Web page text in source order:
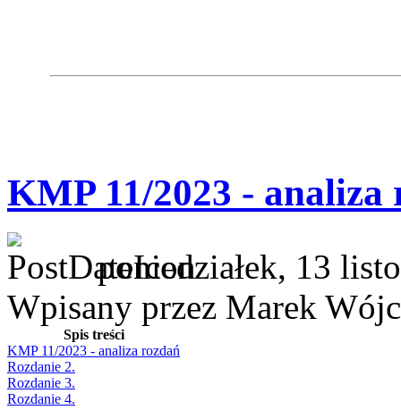
KMP 11/2023 - analiza
poniedziałek, 13
Wpisany przez Marek
Spis treści
KMP 11/2023 - analiza rozdań
Rozdanie 2.
Rozdanie 3.
Rozdanie 4.